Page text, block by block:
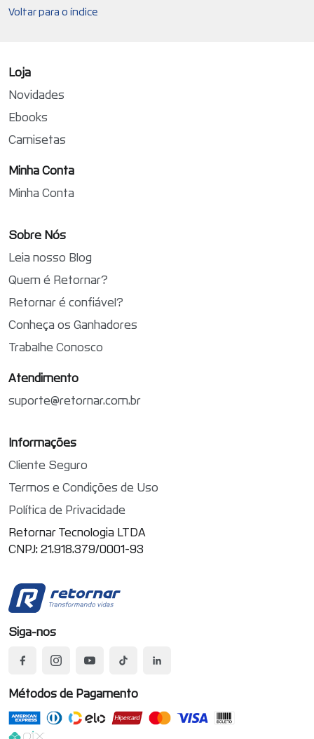
Voltar para o índice
Loja
Novidades
Ebooks
Camisetas
Minha Conta
Minha Conta
Sobre Nós
Leia nosso Blog
Quem é Retornar?
Retornar é confiável?
Conheça os Ganhadores
Trabalhe Conosco
Atendimento
suporte@retornar.com.br
Informações
Cliente Seguro
Termos e Condições de Uso
Política de Privacidade
Retornar Tecnologia LTDA
CNPJ: 21.918.379/0001-93
Siga-nos
Métodos de Pagamento